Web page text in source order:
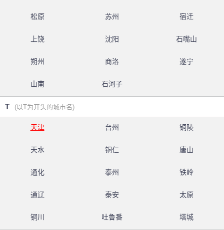
松原 苏州 宿迁
上饶 沈阳 石嘴山
朔州 商洛 遂宁
山南 石河子
T (以T为开头的城市名)
天津 台州 铜陵
天水 铜仁 唐山
通化 泰州 铁岭
通辽 泰安 太原
铜川 吐鲁番 塔城